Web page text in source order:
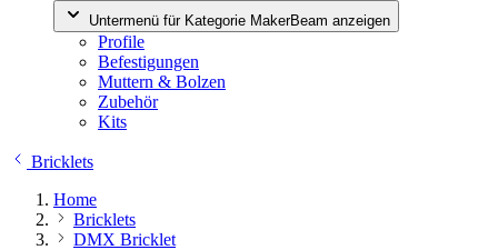
Untermenü für Kategorie MakerBeam anzeigen
Profile
Befestigungen
Muttern & Bolzen
Zubehör
Kits
Bricklets
Home
Bricklets
DMX Bricklet